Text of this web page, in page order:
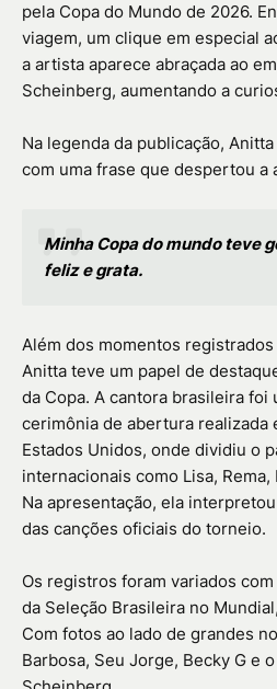
pela Copa do Mundo de 2026.
viagem, um clique em especial
a artista aparece abraçada ao
Scheinberg, aumentando a
Na legenda da publicação,
com uma frase que despertou a
Minha Copa do mundo teve
feliz e grata.
Além dos momentos
Anitta teve um papel de
da Copa. A cantora brasileira foi
cerimônia de abertura realizada
Estados Unidos, onde dividiu o
internacionais como Lisa,
Na apresentação, ela
das canções oficiais do torneio.
Os registros foram variados
da Seleção Brasileira no
Com fotos ao lado de grandes
Barbosa, Seu Jorge, Becky G e